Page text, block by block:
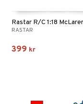
RASTAR
399 kr